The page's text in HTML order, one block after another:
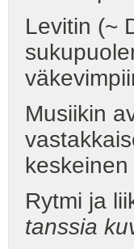
Levitin (~
Musiikin
Rytmi ja
tanssia